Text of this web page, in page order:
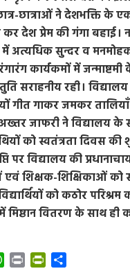
छात्राओं ने देशभक्ति के
देश प्रेम की गंगा बहाई।
अत्यधिक सुन्दर व
कार्यकमों में जन्माष्टमी
सराहनीय रही।
गीत गाकर जमकर
जाफरी ने विद्यालय के
को स्वतंत्रता दिवस की
पर विद्यालय की
एवं शिक्षक-शिक्षिकाओं को
को कठोर
मिष्ठान वितरण के साथ ही
W